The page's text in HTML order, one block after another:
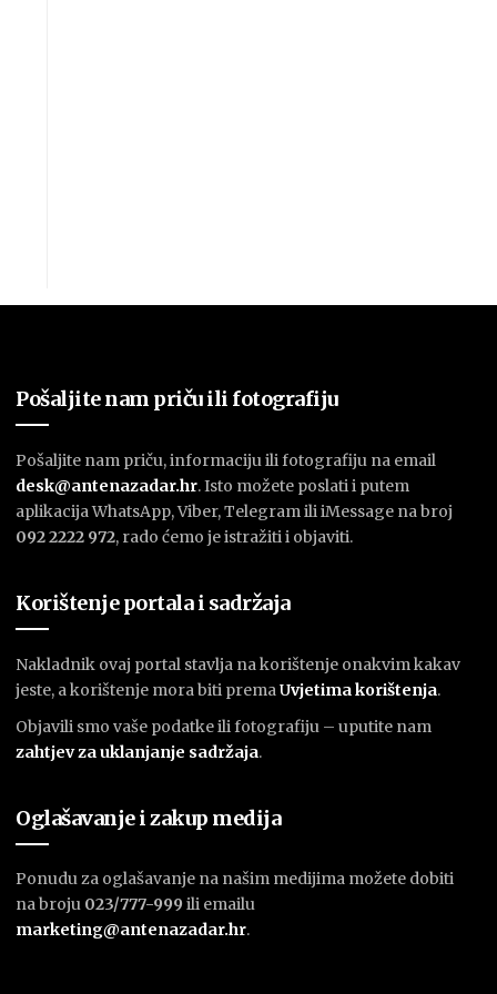
Pošaljite nam priču ili fotografiju
Pošaljite nam priču, informaciju ili fotografiju na email
desk@antenazadar.hr. Isto možete poslati i putem
aplikacija WhatsApp, Viber, Telegram ili iMessage na broj
092 2222 972, rado ćemo je istražiti i objaviti.
Korištenje portala i sadržaja
Nakladnik ovaj portal stavlja na korištenje onakvim kakav
jeste, a korištenje mora biti premaUvjetima korištenja.
Objavili smo vaše podatke ili fotografiju – uputite nam
zahtjev za uklanjanje sadržaja.
Oglašavanje i zakup medija
Ponudu za oglašavanje na našim medijima možete dobiti
na broju 023/777-999 ili emailu
marketing@antenazadar.hr.